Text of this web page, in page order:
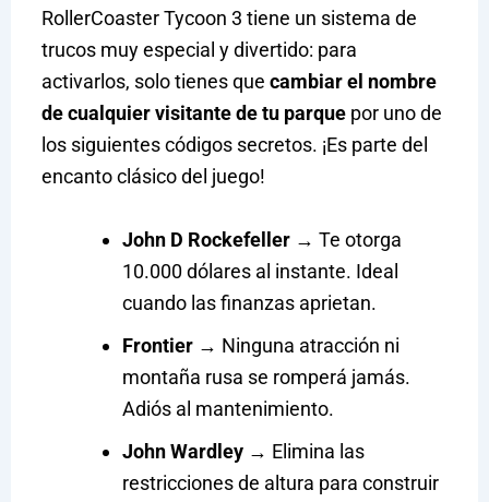
RollerCoaster Tycoon 3 tiene un sistema de
trucos muy especial y divertido: para
activarlos, solo tienes que cambiar el nombre
de cualquier visitante de tu parquepor uno de
los siguientes códigos secretos. ¡Es parte del
encanto clásico del juego!
John D Rockefeller→ Te otorga
10.000 dólares al instante. Ideal
cuando las finanzas aprietan.
Frontier→ Ninguna atracción ni
montaña rusa se romperá jamás.
Adiós al mantenimiento.
John Wardley→ Elimina las
restricciones de altura para construir